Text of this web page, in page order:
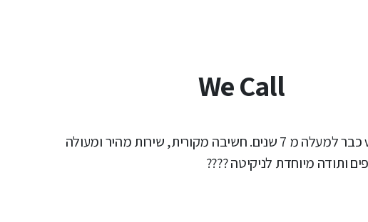
We Call
ותודה מיוחדת לניקיטה ????